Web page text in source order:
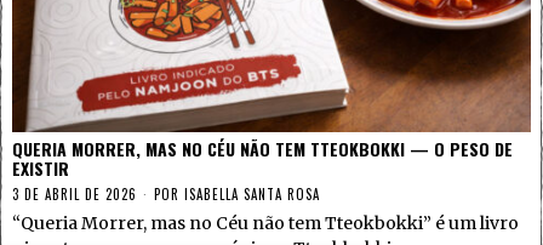
QUERIA MORRER, MAS NO CÉU NÃO TEM TTEOKBOKKI — O PESO DE
EXISTIR
3 DE ABRIL DE 2026 POR ISABELLA SANTA ROSA
“Queria Morrer, mas no Céu não tem Tteokbokki” é um livro